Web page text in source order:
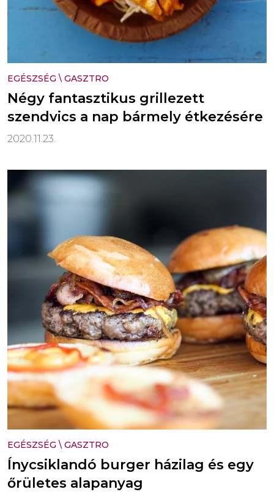
EGÉSZSÉG \ GASZTRO
Négy fantasztikus grillezett
szendvics a nap bármely étkezésére
2020.11.23.
EGÉSZSÉG \ GASZTRO
Ínycsiklandó burger házilag és egy
őrületes alapanyag